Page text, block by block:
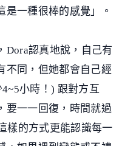
是一種很棒的感覺」。
Dora認真地說，自己有
不同，但她都會自己經
小時！) 跟對方互
要一一回復，時間就過
樣的方式更能認識每一